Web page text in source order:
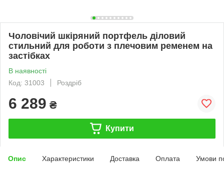
Чоловічий шкіряний портфель діловий
стильний для роботи з плечовим ременем на
застібках
В наявності
Код: 31003
Роздріб
6 289 ₴
Купити
Опис Характеристики Доставка Оплата Умови